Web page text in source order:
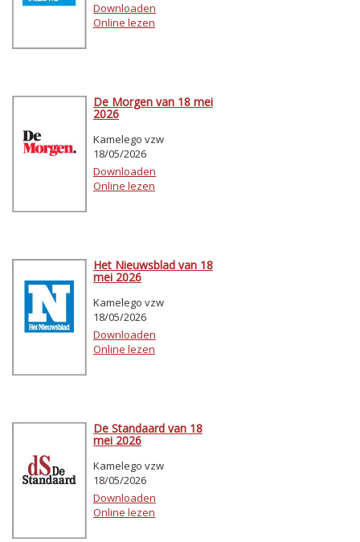
Downloaden
Online lezen
De Morgen van 18 mei
2026
Kamelego vzw
18/05/2026
Downloaden
Online lezen
Het Nieuwsblad van 18
mei 2026
Kamelego vzw
18/05/2026
Downloaden
Online lezen
De Standaard van 18
mei 2026
Kamelego vzw
18/05/2026
Downloaden
Online lezen